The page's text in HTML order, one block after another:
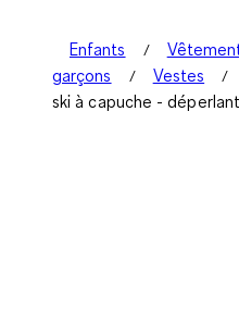
Enfants
garçons
Vestes
ski à capuche -